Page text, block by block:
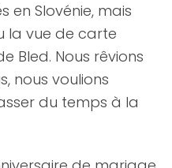
en Slovénie, mais
la vue de carte
Bled. Nous rêvions
nous voulions
du temps à la